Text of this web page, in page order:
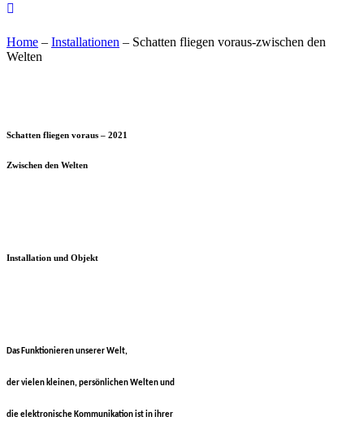
Home – Installationen – Schatten fliegen voraus-zwischen den
Welten
Schatten fliegen voraus – 2021
Zwischen den Welten
Installation und Objekt
Das Funktionieren unserer Welt,
der vielen kleinen,persönlichen Welten und
die elektronische Kommunikationist in ihrer